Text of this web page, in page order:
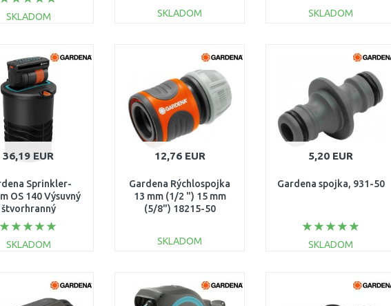
SKLADOM
Porovnať
SKLADOM
Porovnať
SKLADOM
36,19 EUR
Sprinkler-
OS 140 Výsuvný
štvorhranný
8223-20
SKLADOM
Porovnať
12,76 EUR
Gardena Rýchlospojka
13 mm (1/2 ") 15 mm
(5/8") 18215-50
SKLADOM
Porovnať
5,20 EUR
Gardena spojka, 931-50
SKLADOM